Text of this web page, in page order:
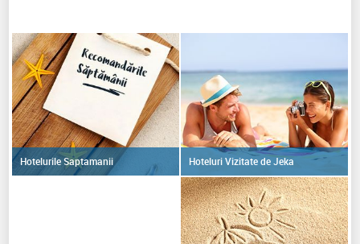
Hotelurile Saptamanii Hoteluri Vizitate de Jeka